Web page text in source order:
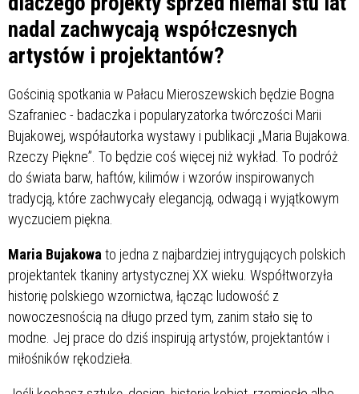
nadal zachwycają współczesnych
artystów i projektantów?
Gościnią spotkania w Pałacu Mieroszewskich będzie Bogna
Szafraniec - badaczka i popularyzatorka twórczości Marii
Bujakowej, współautorka wystawy i publikacji „Maria Bujakowa.
Rzeczy Piękne”. To będzie coś więcej niż wykład. To podróż
do świata barw, haftów, kilimów i wzorów inspirowanych
tradycją, które zachwycały elegancją, odwagą i wyjątkowym
wyczuciem piękna.
Maria Bujakowa to jedna z najbardziej intrygujących polskich
projektantek tkaniny artystycznej XX wieku. Współtworzyła
historię polskiego wzornictwa, łącząc ludowość z
nowoczesnością na długo przed tym, zanim stało się to
modne. Jej prace do dziś inspirują artystów, projektantów i
miłośników rękodzieła.